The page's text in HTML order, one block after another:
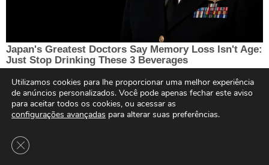
Utilizamos cookies para lhe proporcionar uma melhor experiência
de anúncios personalizados. Você pode apenas fechar este aviso
para aceitar todos os cookies, ou acessar as
configurações avançadas para alterar suas preferências.
Close GDPR Cookie Banner